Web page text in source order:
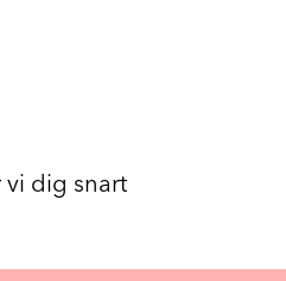
vi dig snart